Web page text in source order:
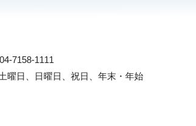
7158-1111
曜日、日曜日、祝日、年末・年始